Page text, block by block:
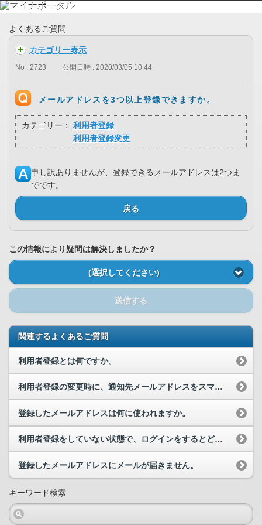
よくあるご質問
カテゴリー表示
No : 2723 公開日時 : 2020/03/05 10:44
メールアドレスを3つ以上登録できますか。
カテゴリー：
利用者登録
利用者登録変更
申し訳ありませんが、登録できるメールアドレスは2つま
でです。
戻る
この情報により疑問は解決しましたか？
(選択してください)
送信する
関連するよくあるご質問
利用者登録とは何ですか。
利用者登録の変更時に、通知先メールアドレスをスマホのアドレスにしてもいいですか？
登録したメールアドレスは何に使われますか。
利用者登録をしていない状態で、ログインをするとどうなりますか。
登録したメールアドレスにメールが届きません。
キーワード検索